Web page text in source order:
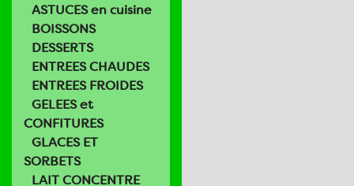
ASTUCES en cuisine
BOISSONS
DESSERTS
ENTREES CHAUDES
ENTREES FROIDES
GELEES et
CONFITURES
GLACES ET
SORBETS
LAIT CONCENTRE